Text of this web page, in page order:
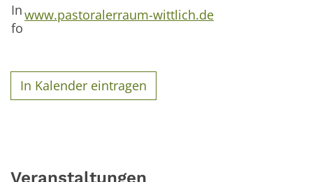
In
fo
www.pastoralerraum-wittlich.de
In Kalender eintragen
Veranstaltungen